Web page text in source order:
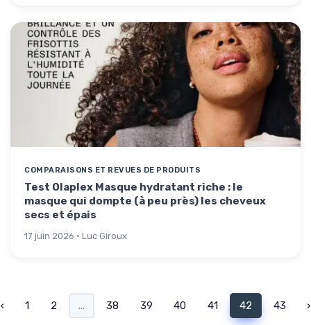
COMPARAISONS ET REVUES DE PRODUITS
Test Olaplex Masque hydratant riche : le
masque qui dompte (à peu près) les cheveux
secs et épais
17 juin 2026 · Luc Giroux
‹ 1 2 ... 38 39 40 41 42 43 ›